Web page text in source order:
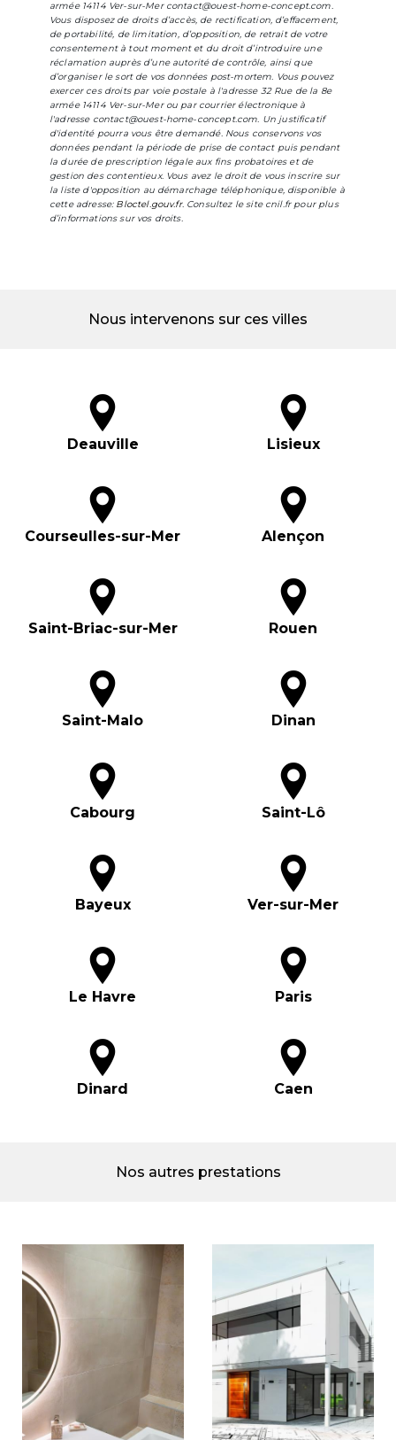
armée 14114 Ver-sur-Mer contact@ouest-home-concept.com.
Vous disposez de droits d’accès, de rectification, d’effacement,
de portabilité, de limitation, d’opposition, de retrait de votre
consentement à tout moment et du droit d’introduire une
réclamation auprès d’une autorité de contrôle, ainsi que
d’organiser le sort de vos données post-mortem. Vous pouvez
exercer ces droits par voie postale à l'adresse 32 Rue de la 8e
armée 14114 Ver-sur-Mer ou par courrier électronique à
l'adresse contact@ouest-home-concept.com. Un justificatif
d'identité pourra vous être demandé. Nous conservons vos
données pendant la période de prise de contact puis pendant
la durée de prescription légale aux fins probatoires et de
gestion des contentieux. Vous avez le droit de vous inscrire sur
la liste d'opposition au démarchage téléphonique, disponible à
cette adresse: Bloctel.gouv.fr. Consultez le site cnil.fr pour plus
d’informations sur vos droits.
Nous intervenons sur ces villes
Deauville Lisieux
Courseulles-sur-Mer Alençon
Saint-Briac-sur-Mer Rouen
Saint-Malo Dinan
Cabourg Saint-Lô
Bayeux Ver-sur-Mer
Le Havre Paris
Dinard Caen
Nos autres prestations